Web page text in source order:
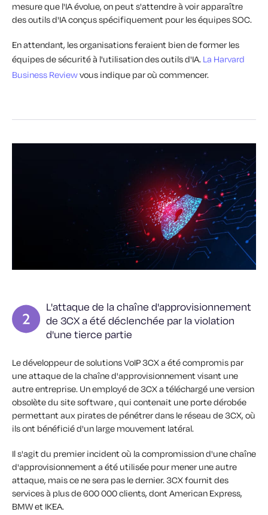
mesure que l'IA évolue, on peut s'attendre à voir apparaître
des outils d'IA conçus spécifiquement pour les équipes SOC.
En attendant, les organisations feraient bien de former les
équipes de sécurité à l'utilisation des outils d'IA. La Harvard
Business Reviewvous indique par où commencer.
L'attaque de la chaîne d'approvisionnement
de 3CX a été déclenchée par la violation
d'une tierce partie
Le développeur de solutions VoIP 3CX a été compromis par
une attaque de la chaîne d'approvisionnement visant une
autre entreprise. Un employé de 3CX a téléchargé une version
obsolète du site software , qui contenait une porte dérobée
permettant aux pirates de pénétrer dans le réseau de 3CX, où
ils ont bénéficié d'un large mouvement latéral.
Il s'agit du premier incident où la compromission d'une chaîne
d'approvisionnement a été utilisée pour mener une autre
attaque, mais ce ne sera pas le dernier. 3CX fournit des
services à plus de 600 000 clients, dont American Express,
BMW et IKEA.